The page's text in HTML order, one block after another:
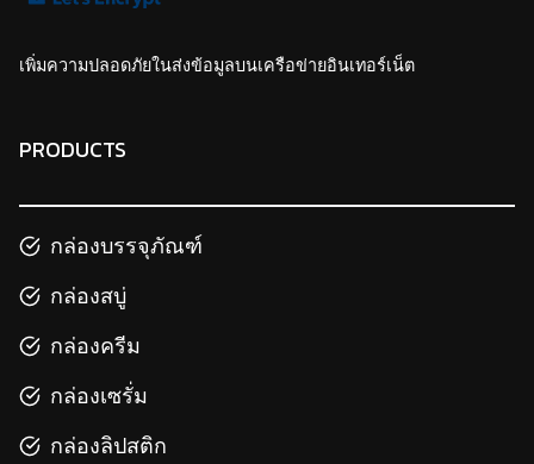
เพิ่มความปลอดภัยในส่งข้อมูลบนเครือข่ายอินเทอร์เน็ต
PRODUCTS
กล่องบรรจุภัณฑ์
กล่องสบู่
กล่องครีม
กล่องเซรั่ม
กล่องลิปสติก